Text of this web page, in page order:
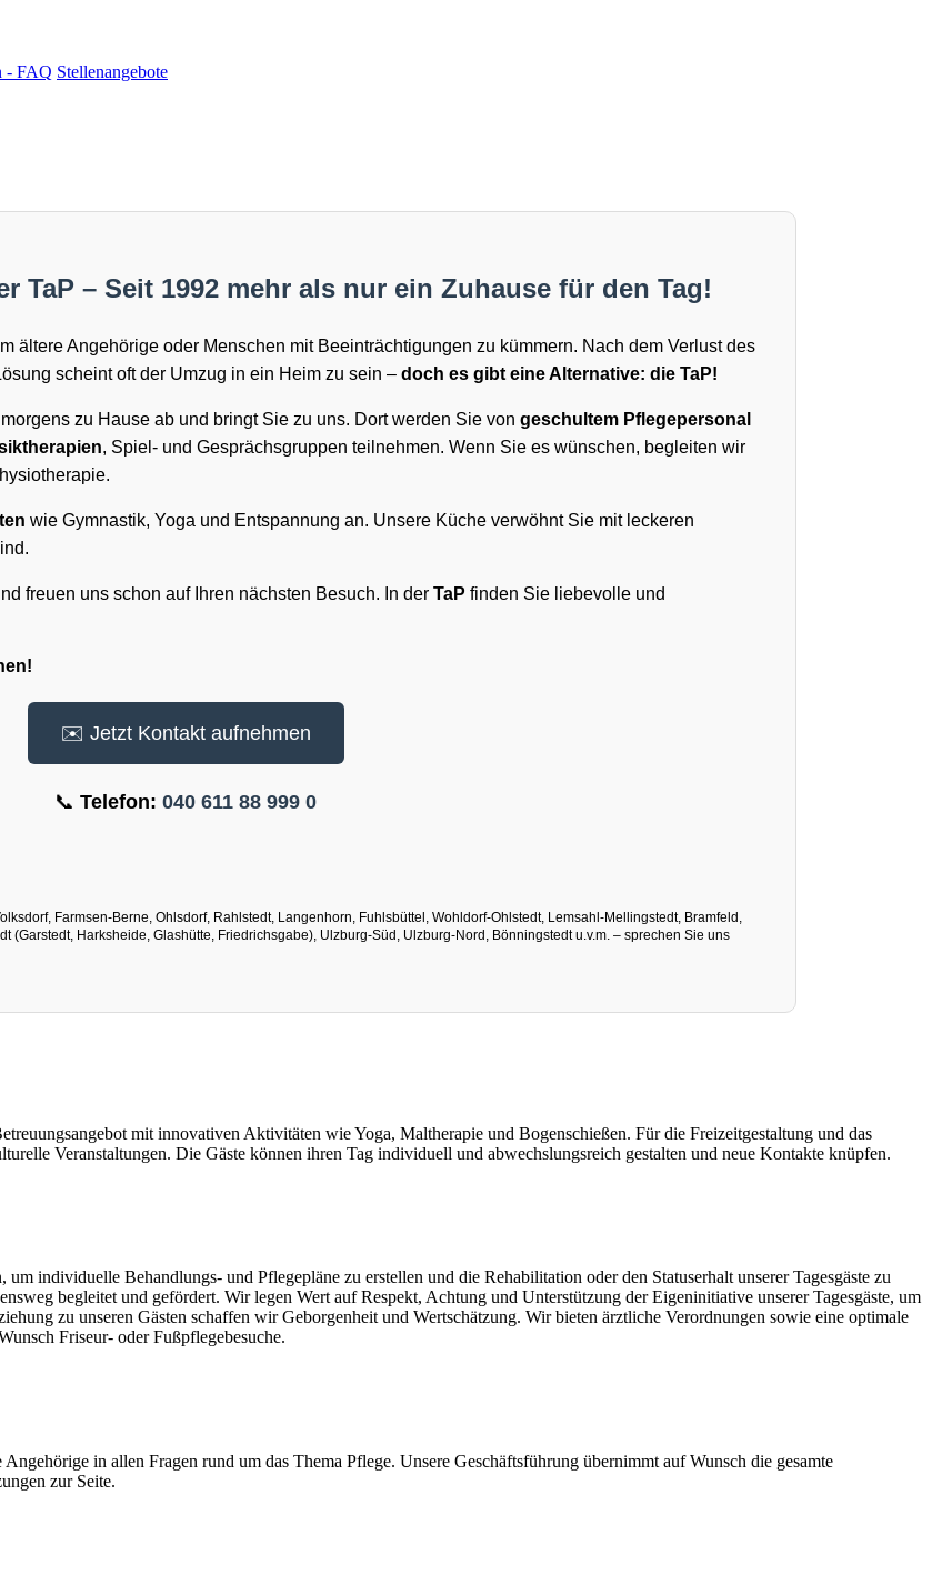
- FAQ Stellenangebote
TaP – Seit 1992 mehr als nur ein Zuhause für den Tag!
ältere Angehörige oder Menschen mit Beeinträchtigungen zu kümmern. Nach dem Verlust des
scheint oft der Umzug in ein Heim zu sein – doch es gibt eine Alternative: die TaP!
zu Hause ab und bringt Sie zu uns. Dort werden Sie von geschultem Pflegepersonal
, Spiel- und Gesprächsgruppen teilnehmen. Wenn Sie es wünschen, begleiten wir
wie Gymnastik, Yoga und Entspannung an. Unsere Küche verwöhnt Sie mit leckeren
freuen uns schon auf Ihren nächsten Besuch. In der TaP finden Sie liebevolle und
✉️ Jetzt Kontakt aufnehmen
📞 Telefon: 040 611 88 999 0
Farmsen-Berne, Ohlsdorf, Rahlstedt, Langenhorn, Fuhlsbüttel, Wohldorf-Ohlstedt, Lemsahl-Mellingstedt, Bramfeld,
(Garstedt, Harksheide, Glashütte, Friedrichsgabe), Ulzburg-Süd, Ulzburg-Nord, Bönningstedt u.v.m. – sprechen Sie uns
mit innovativen Aktivitäten wie Yoga, Maltherapie und Bogenschießen. Für die Freizeitgestaltung und das
Veranstaltungen. Die Gäste können ihren Tag individuell und abwechslungsreich gestalten und neue Kontakte knüpfen.
individuelle Behandlungs- und Pflegepläne zu erstellen und die Rehabilitation oder den Statuserhalt unserer Tagesgäste zu
begleitet und gefördert. Wir legen Wert auf Respekt, Achtung und Unterstützung der Eigeninitiative unserer Tagesgäste, um
zu unseren Gästen schaffen wir Geborgenheit und Wertschätzung. Wir bieten ärztliche Verordnungen sowie eine optimale
Friseur- oder Fußpflegebesuche.
in allen Fragen rund um das Thema Pflege. Unsere Geschäftsführung übernimmt auf Wunsch die gesamte
zur Seite.